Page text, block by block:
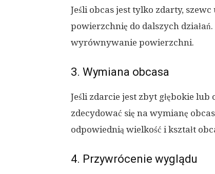
Jeśli obcas jest tylko zdarty,
powierzchnię do dalszych
wyrównywanie powierzchni.
3. Wymiana obcasa
Jeśli zdarcie jest zbyt głębokie
zdecydować się na wymianę
odpowiednią wielkość i kształt
4. Przywrócenie wyglądu